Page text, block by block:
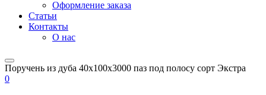
Оформление заказа
Статьи
Контакты
О нас
Поручень из дуба 40x100x3000 паз под полосу сорт Экстра
0